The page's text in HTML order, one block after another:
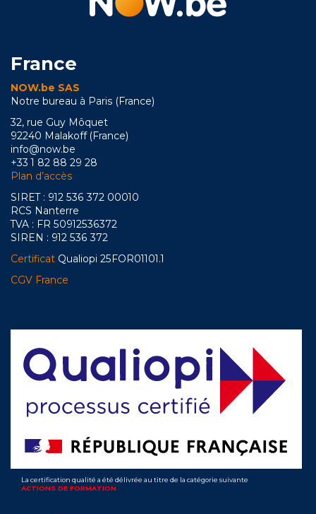
France
NOW.be SAS
Notre bureau à Paris (France)
32, rue Guy Môquet
92240 Malakoff (France)
info@now.be
+33 1 82 88 29 28
Plan d’accès
SIRET : 912 536 372 00010
RCS Nanterre
TVA : FR 50912536372
SIREN : 912 536 372
Certificat Qualiopi 25FOR01101.1
CGV France
La certification qualité a été délivrée au titre de la catégorie suivante
ACTIONS DE FORMATION